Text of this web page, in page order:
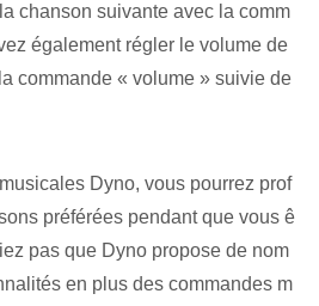
chanson suivante avec la comm
également régler le ⁢volume de
commande « volume » ⁢suivie de
Dyno, vous pourrez prof
préférées ⁢pendant‌ que vous ê
pas que Dyno propose de nom
en plus des commandes m